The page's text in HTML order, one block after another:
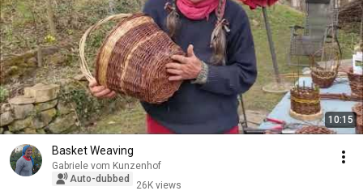
10:15
Basket Weaving
Gabriele vom Kunzenhof
Auto-dubbed
26K views